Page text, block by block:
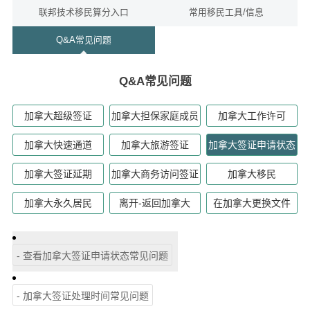
联邦技术移民算分入口 常用移民工具/信息
Q&A常见问题
Q&A常见问题
加拿大超级签证 加拿大担保家庭成员 加拿大工作许可
加拿大快速通道 加拿大旅游签证 加拿大签证申请状态
加拿大签证延期 加拿大商务访问签证 加拿大移民
加拿大永久居民 离开-返回加拿大 在加拿大更换文件
- 查看加拿大签证申请状态常见问题
- 加拿大签证处理时间常见问题